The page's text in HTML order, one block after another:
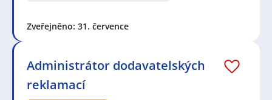
Zveřejněno: 31. července
Administrátor dodavatelských
reklamací